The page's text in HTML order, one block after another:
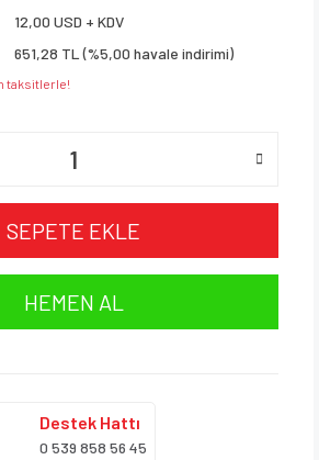
12,00 USD + KDV
651,28 TL (%5,00 havale indirimi)
taksitlerle!
SEPETE EKLE
HEMEN AL
Destek Hattı
0 539 858 56 45